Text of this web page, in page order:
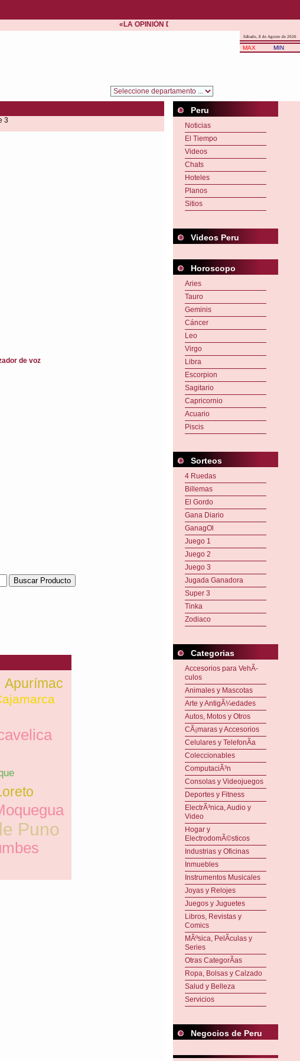
«LA OPINIÓN DE TODA UNA MULTITUD ES
Sábado, 8 de Agosto de 2026
MAX MIN
3
de voz
Apurímac
Puno
Peru
Noticias
El Tiempo
Videos
Chats
Hoteles
Planos
Sitios
Videos Peru
Horoscopo
Aries
Tauro
Geminis
Cáncer
Leo
Virgo
Libra
Escorpion
Sagitario
Capricornio
Acuario
Piscis
Sorteos
4 Ruedas
Billemas
El Gordo
Gana Diario
GanagOl
Juego 1
Juego 2
Juego 3
Jugada Ganadora
Super 3
Tinka
Zodiaco
Categorias
Accesorios para VehÃ­
culos
Animales y Mascotas
Arte y AntigÃ¼edades
Autos, Motos y Otros
CÃ¡maras y Accesorios
Celulares y TelefonÃ­a
Coleccionables
ComputaciÃ³n
Consolas y Videojuegos
Deportes y Fitness
ElectrÃ³nica, Audio y
Video
Hogar y
ElectrodomÃ©sticos
Industrias y Oficinas
Inmuebles
Instrumentos Musicales
Joyas y Relojes
Juegos y Juguetes
Libros, Revistas y
Comics
MÃºsica, PelÃ­culas y
Series
Otras CategorÃ­as
Ropa, Bolsas y Calzado
Salud y Belleza
Servicios
Negocios de Peru